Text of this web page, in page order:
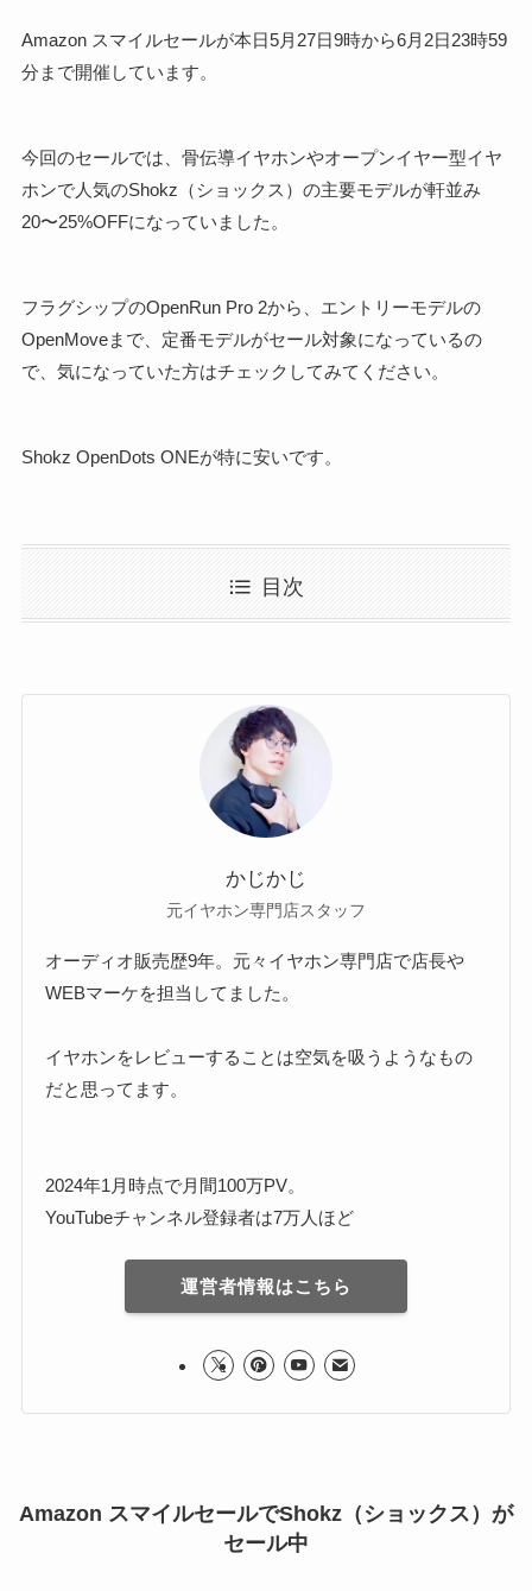
Amazon スマイルセールが本日5月27日9時から6月2日23時59
分まで開催しています。
今回のセールでは、骨伝導イヤホンやオープンイヤー型イヤ
ホンで人気のShokz（ショックス）の主要モデルが軒並み
20〜25%OFFになっていました。
フラグシップのOpenRun Pro 2から、エントリーモデルの
OpenMoveまで、定番モデルがセール対象になっているの
で、気になっていた方はチェックしてみてください。
Shokz OpenDots ONEが特に安いです。
目次
かじかじ
元イヤホン専門店スタッフ
オーディオ販売歴9年。元々イヤホン専門店で店長や
WEBマーケを担当してました。
イヤホンをレビューすることは空気を吸うようなもの
だと思ってます。
2024年1月時点で月間100万PV。
YouTubeチャンネル登録者は7万人ほど
運営者情報はこちら
Amazon スマイルセールでShokz（ショックス）が
セール中